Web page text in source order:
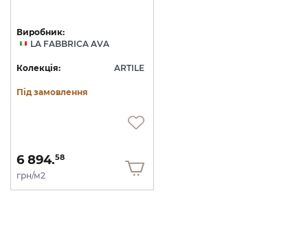
Виробник:
LA FABBRICA AVA
Колекція: ARTILE
Під замовлення
6 894.58
грн/м2